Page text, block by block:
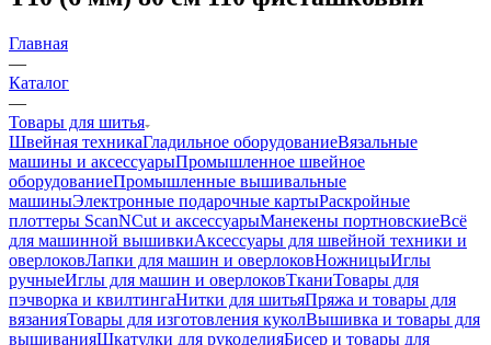
Главная
—
Каталог
—
Товары для шитья
Швейная техникаГладильное оборудованиеВязальные
машины и аксессуарыПромышленное швейное
оборудованиеПромышленные вышивальные
машиныЭлектронные подарочные картыРаскройные
плоттеры ScanNCut и аксессуарыМанекены портновскиеВсё
для машинной вышивкиАксессуары для швейной техники и
оверлоковЛапки для машин и оверлоковНожницыИглы
ручныеИглы для машин и оверлоковТканиТовары для
пэчворка и квилтингаНитки для шитьяПряжа и товары для
вязанияТовары для изготовления куколВышивка и товары для
вышиванияШкатулки для рукоделияБисер и товары для